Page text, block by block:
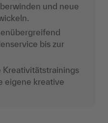
und neue
bis zur
eigene kreative